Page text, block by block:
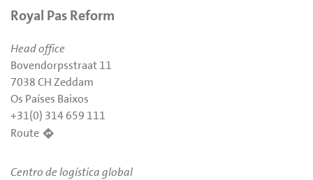
Royal Pas Reform
Head office
Bovendorpsstraat 11
7038 CH Zeddam
Os Países Baixos
+31(0) 314 659 111
Route
Centro de logística global